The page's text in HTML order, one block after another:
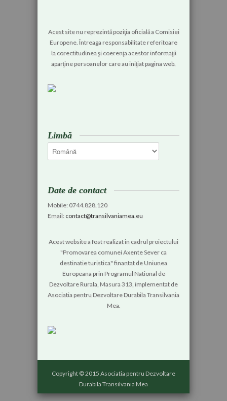
Acest site nu reprezintă poziţia oficială a Comisiei
Europene. Întreaga responsabilitate referitoare
la corectitudinea şi coerenţa acestor informaţii
aparţine persoanelor care au iniţiat pagina web.
Limbă
Date de contact
Mobile: 0744.828.120
Email: contact@transilvaniamea.eu
Acest website a fost realizat in cadrul proiectului
"Promovarea comunei Axente Sever ca
destinatie turistica" finantat de Uniunea
Europeana prin Programul National de
Dezvoltare Rurala, Masura 313, implementat de
Asociatia pentru Dezvoltare Durabila Transilvania
Mea.
Copyright © 2015 Asociatia pentru Dezvoltare
Durabila Transilvania Mea